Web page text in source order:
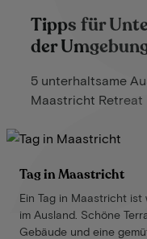
Tipps für
der
5 unterhaltsame
Maastricht Retreat
Tag in Maastricht
Ein Tag in Maastricht ist
im Ausland. Schöne
Gebäude und eine